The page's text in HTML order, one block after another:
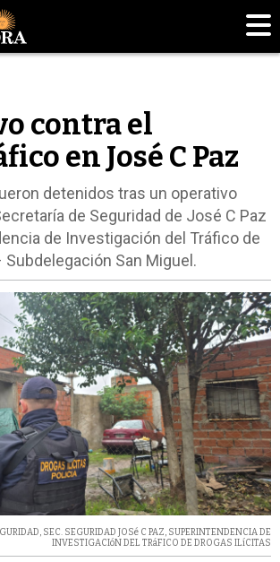
contra el
en José C Paz
detenidos tras un operativo
de Seguridad de José C Paz
de Investigación del Tráfico de
San Miguel.
, SEC. SEGURIDAD JOSé C PAZ, SUPERINTENDENCIA DE
INVESTIGACIóN DEL TRáFICO DE DROGAS ILíCITAS